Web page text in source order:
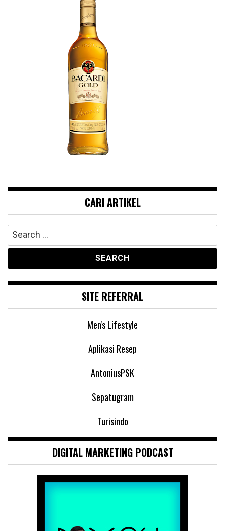
CARI ARTIKEL
Search
for:
SITE REFERRAL
Men's Lifestyle
Aplikasi Resep
AntoniusPSK
Sepatugram
Turisindo
DIGITAL MARKETING PODCAST